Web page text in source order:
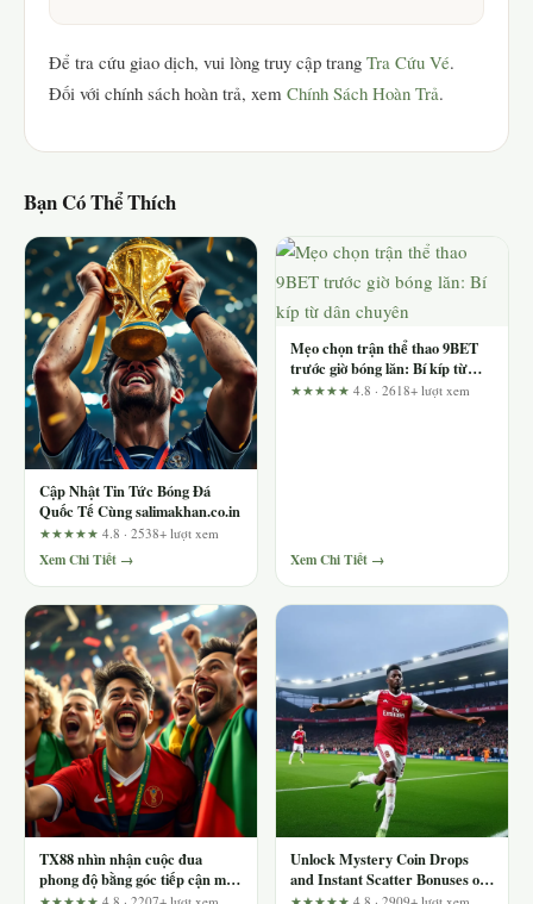
Để tra cứu giao dịch, vui lòng truy cập trang Tra Cứu Vé.
Đối với chính sách hoàn trả, xem Chính Sách Hoàn Trả.
Bạn Có Thể Thích
Cập Nhật Tin Tức Bóng Đá
Quốc Tế Cùng salimakhan.co.in
★★★★★ 4.8 · 2538+ lượt xem
Xem Chi Tiết →
Mẹo chọn trận thể thao 9BET
trước giờ bóng lăn: Bí kíp từ
dân chuyên
★★★★★ 4.8 · 2618+ lượt xem
Xem Chi Tiết →
TX88 nhìn nhận cuộc đua
phong độ bằng góc tiếp cận mới:
Khi dữ liệu biết nói
Unlock Mystery Coin Drops
and Instant Scatter Bonuses on
789club – What Are They